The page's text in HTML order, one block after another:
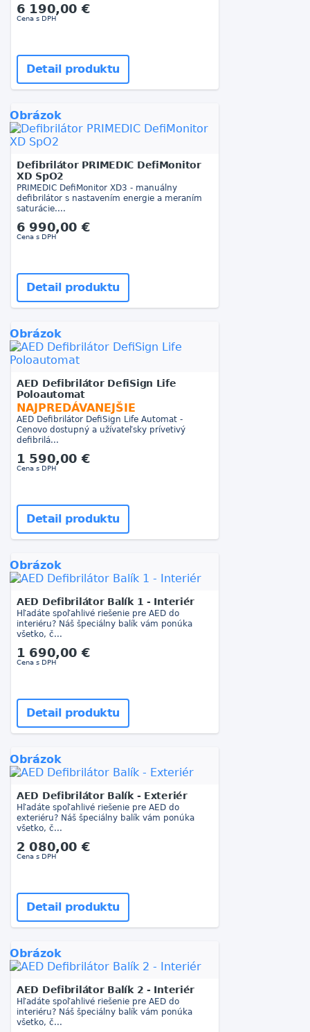
6 190,00 €
Cena s DPH
Detail produktu
Obrázok
Defibrilátor PRIMEDIC DefiMonitor
XD SpO2
PRIMEDIC DefiMonitor XD3 - manuálny
defibrilátor s nastavením energie a meraním
saturácie....
6 990,00 €
Cena s DPH
Detail produktu
Obrázok
AED Defibrilátor DefiSign Life
Poloautomat
NAJPREDÁVANEJŠIE
AED Defibrilátor DefiSign Life Automat -
Cenovo dostupný a užívateľsky prívetivý
defibrilá...
1 590,00 €
Cena s DPH
Detail produktu
Obrázok
AED Defibrilátor Balík 1 - Interiér
Hľadáte spoľahlivé riešenie pre AED do
interiéru? Náš špeciálny balík vám ponúka
všetko, č...
1 690,00 €
Cena s DPH
Detail produktu
Obrázok
AED Defibrilátor Balík - Exteriér
Hľadáte spoľahlivé riešenie pre AED do
exteriéru? Náš špeciálny balík vám ponúka
všetko, č...
2 080,00 €
Cena s DPH
Detail produktu
Obrázok
AED Defibrilátor Balík 2 - Interiér
Hľadáte spoľahlivé riešenie pre AED do
interiéru? Náš špeciálny balík vám ponúka
všetko, č...